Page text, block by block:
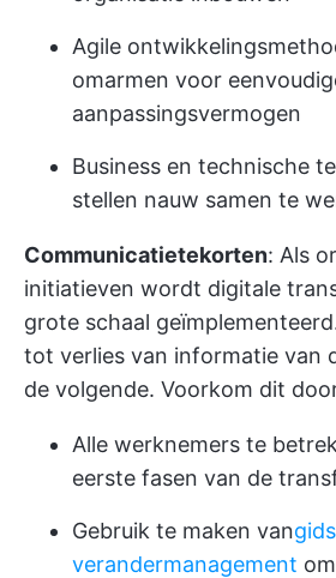
Agile
omarmen voor
aanpassingsvermogen
Business en technische
stellen nauw samen te
Communicatietekorten: Als
initiatieven wordt digitale
grote schaal
tot verlies van informatie van
de volgende. Voorkom dit
Alle werknemers te
eerste fasen van de
Gebruik te maken van
verandermanagement